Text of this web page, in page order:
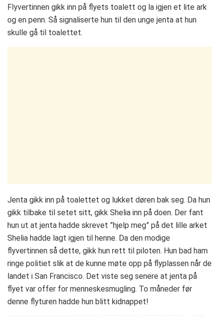
Flyvertinnen gikk inn på flyets toalett og la igjen et lite ark
og en penn. Så signaliserte hun til den unge jenta at hun
skulle gå til toalettet.
Jenta gikk inn på toalettet og lukket døren bak seg. Da hun
gikk tilbake til setet sitt, gikk Shelia inn på doen. Der fant
hun ut at jenta hadde skrevet ”hjelp meg” på det lille arket
Shelia hadde lagt igjen til henne. Da den modige
flyvertinnen så dette, gikk hun rett til piloten. Hun bad ham
ringe politiet slik at de kunne møte opp på flyplassen når de
landet i San Francisco. Det viste seg senere at jenta på
flyet var offer for menneskesmugling. To måneder før
denne flyturen hadde hun blitt kidnappet!